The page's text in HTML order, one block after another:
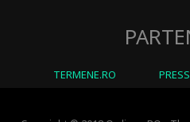
TERMENE.RO